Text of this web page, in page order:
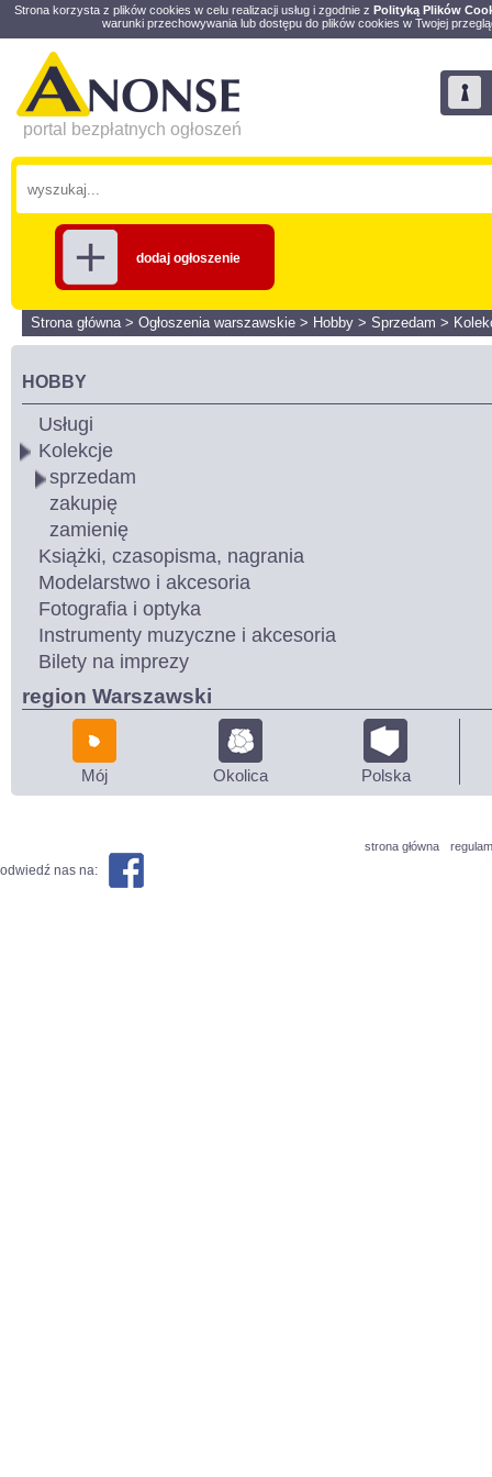
Strona korzysta z plików cookies w celu realizacji usług i zgodnie z Polityką Plików
warunki przechowywania lub dostępu do plików cookies w Twojej
portal bezpłatnych ogłoszeń
dodaj ogłoszenie
Strona główna> Ogłoszenia warszawskie > Hobby > Sprzedam >
HOBBY
Usługi
Kolekcje
sprzedam
zakupię
zamienię
Książki, czasopisma, nagrania
Modelarstwo i akcesoria
Fotografia i optyka
Instrumenty muzyczne i akcesoria
Bilety na imprezy
region Warszawski
Mój Okolica Polska
strona główna
odwiedź nas na: